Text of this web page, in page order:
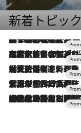
新着トピッ
2026.8.7
【トンボの足水浴】ヒノキの香りに包まれて涼感マックス！約13℃の湧水かけ流しを避暑地「星野温泉 トンボの湯」で体験
2026.7.31
【ホテル帰省】という選択肢をOMOが提案。家族とほどよい距離を保つには「昼は実家、夜は気兼ねなくホテルで！」
2026.7.24
【夏限定ディナーコース】旬を迎える稚鮎や花ズッキーニなどをイタリア・トスカーナの郷土料理の手法で満喫！
2026.7.17
「土佐和ハーブかき氷」がOMO7高知に登場！生姜、山椒、大葉など目にも舌にも涼を呼ぶ郷土の味
2026.7.10
NEW OPEN！【界 草津】名湯の地に誕生。趣の異なる2種の温泉と上州ならではの会席・蕎麦割烹など美食を味わう究極の癒やし旅